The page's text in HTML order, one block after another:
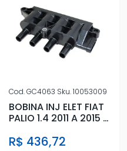
Cod.GC4063 Sku.10053009
BOBINA INJ ELET FIAT
PALIO 1.4 2011 A 2015 6
R$ 436,72